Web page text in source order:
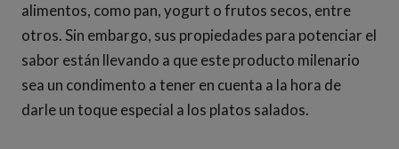
alimentos, como pan, yogurt o frutos secos, entre
otros. Sin embargo, sus propiedades para potenciar el
sabor están llevando a que este producto milenario
sea un condimento a tener en cuenta a la hora de
darle un toque especial a los platos salados.